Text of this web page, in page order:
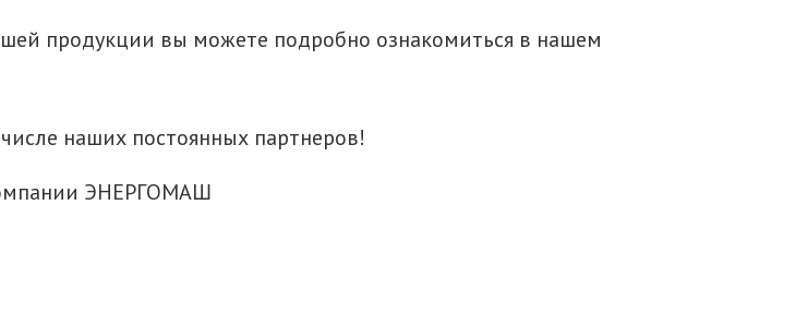
продукции вы можете подробно ознакомиться в нашем
наших постоянных партнеров!
ЭНЕРГОМАШ